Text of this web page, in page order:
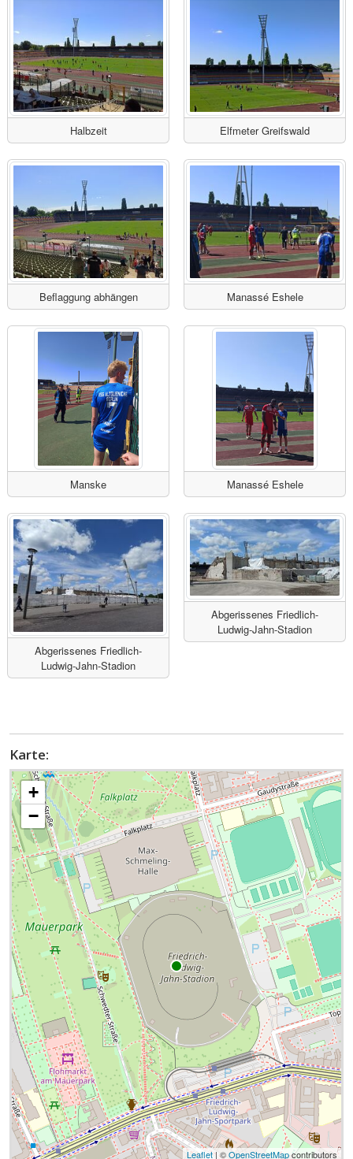
Halbzeit Elfmeter Greifswald
Beflaggung abhängen Manassé Eshele
Manske Manassé Eshele
Abgerissenes Friedlich-
Ludwig-Jahn-Stadion
Abgerissenes Friedlich-
Ludwig-Jahn-Stadion
Karte:
+
−
Leaflet| ©OpenStreetMapcontributors